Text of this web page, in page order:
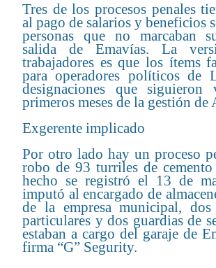
Tres de los procesos penales
al pago de salarios y beneficios
personas que no marcaban
salida de Emavías. La
trabajadores es que los ítems
para operadores políticos de
designaciones que siguieron
primeros meses de la gestión de
Exgerente implicado
Por otro lado hay un proceso
robo de 93 turriles de
hecho se registró el 13 de
imputó al encargado de
de la empresa municipal, dos
particulares y dos guardias de
estaban a cargo del garaje de
firma “G” Segurity.